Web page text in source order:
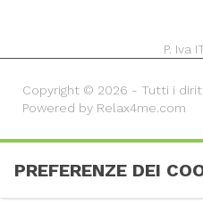
P. Iva
Copyright © 2026 - Tutti i
Powered by Relax4me.com
PREFERENZE DEI